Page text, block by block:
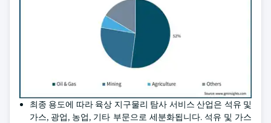
최종 용도에 따라 육상 지구물리 탐사 서비스 산업은 석유 및
가스, 광업, 농업, 기타 부문으로 세분화됩니다. 석유 및 가스